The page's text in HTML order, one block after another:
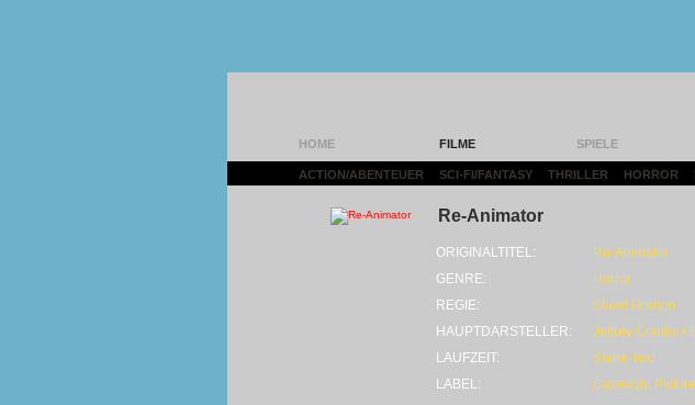
HOME FILME SPIELE
ACTION/ABENTEUER SCI-FI/FANTASY THRILLER HORROR
Re-Animator
ORIGINALTITEL:
Re-Animator
GENRE:
Horror
REGIE:
Stuart Gordon
HAUPTDARSTELLER:
Jeffrey Combs •
LAUFZEIT:
Siehe Text
LABEL:
Capelight